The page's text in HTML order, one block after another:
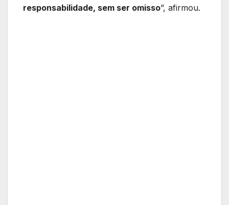
responsabilidade, sem ser omisso”, afirmou.